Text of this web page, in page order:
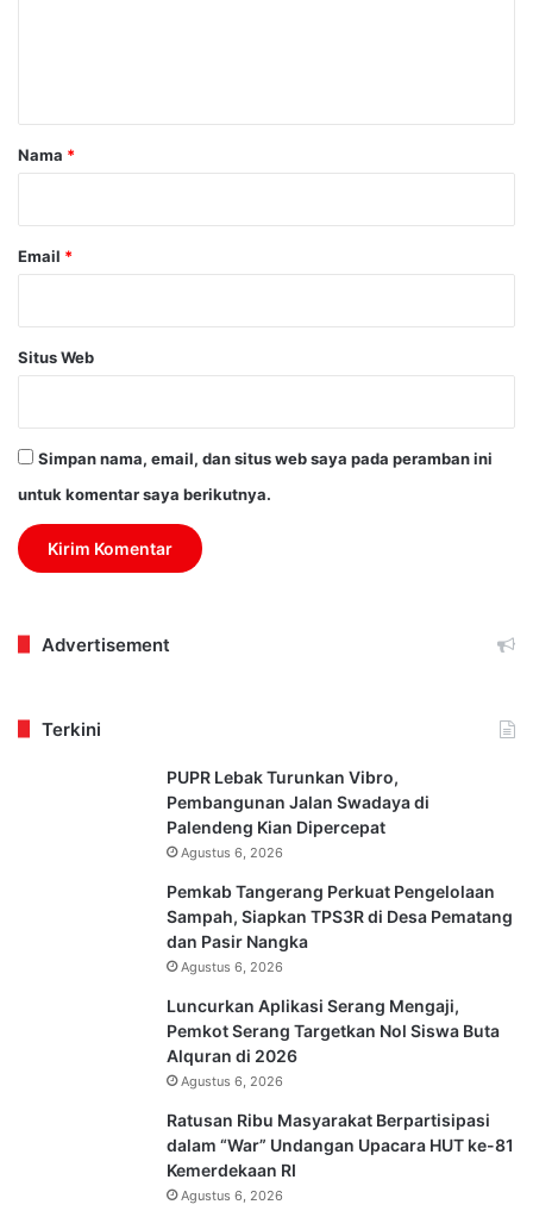
rNama *
Email *
Situs Web
Simpan nama, email, dan situs web saya pada peramban ini
untuk komentar saya berikutnya.
Advertisement
Terkini
PUPR Lebak Turunkan Vibro,
Pembangunan Jalan Swadaya di
Palendeng Kian Dipercepat
Agustus 6, 2026
Pemkab Tangerang Perkuat Pengelolaan
Sampah, Siapkan TPS3R di Desa Pematang
dan Pasir Nangka
Agustus 6, 2026
Luncurkan Aplikasi Serang Mengaji,
Pemkot Serang Targetkan Nol Siswa Buta
Alquran di 2026
Agustus 6, 2026
Ratusan Ribu Masyarakat Berpartisipasi
dalam “War” Undangan Upacara HUT ke-81
Kemerdekaan RI
Agustus 6, 2026